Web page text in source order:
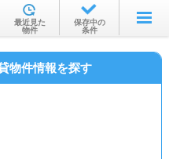
探す
・駅から
最近見た
物件
保存中の
条件
物件情報を探す